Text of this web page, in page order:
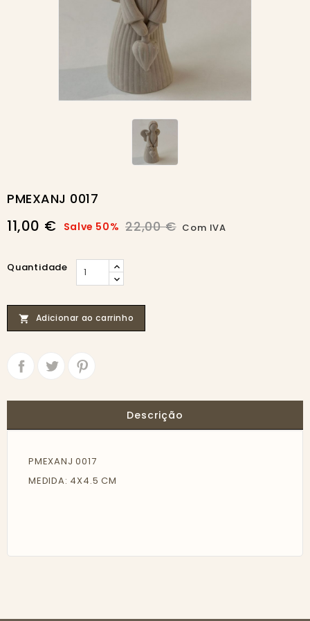
-50%
PMEXANJ 0017
11,00 € Salve 50% 22,00 € Com IVA
Quantidade
 Adicionar ao carrinho
Descrição
PMEXANJ 0017
MEDIDA: 4X4.5 CM